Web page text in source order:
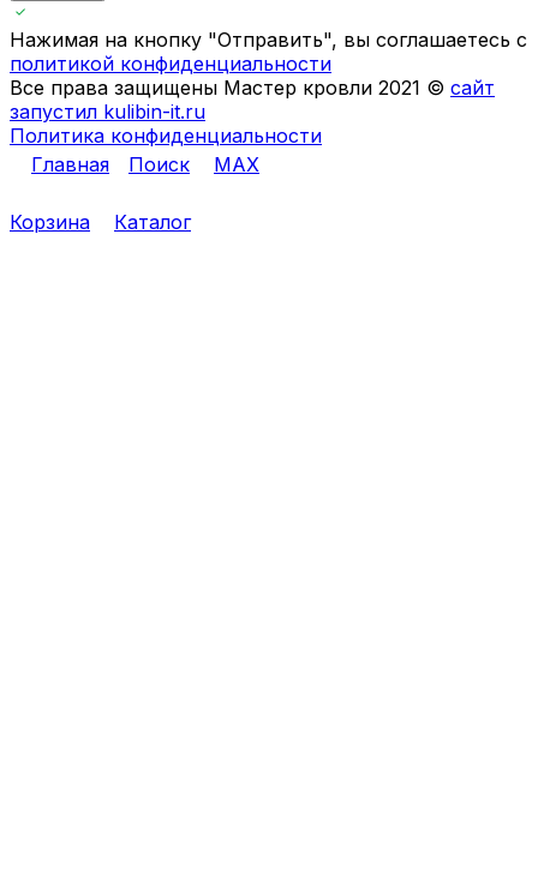
Нажимая на кнопку "Отправить", вы соглашаетесь с
политикой конфиденциальности
Все права защищены Мастер кровли 2021 © сайт
запустил kulibin-it.ru
Политика конфиденциальности
Главная
Поиск MAX
Корзина Каталог